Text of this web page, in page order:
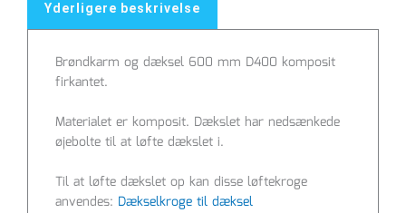
antal
Yderligere beskrivelse
Brøndkarm og dæksel 600 mm D400 komposit
firkantet.
Materialet er komposit. Dækslet har nedsænkede
øjebolte til at løfte dækslet i.
Til at løfte dækslet op kan disse løftekroge
anvendes: Dækselkroge til dæksel